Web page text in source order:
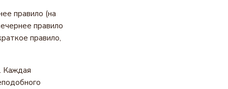
правило (на
правило
правило,
Каждая